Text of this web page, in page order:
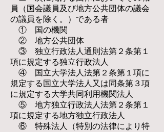
員（国会議員及び地方公共団体の議会
の議員を除く。）である者
① 国の機関
② 地方公共団体
③ 独立行政法人通則法第２条第１
項に規定する独立行政法人
④ 国立大学法人法第２条第１項に
規定する国立大学法人又は同条第３項
に規定する大学共同利用機関法人
⑤ 地方独立行政法人法第２条第１
項に規定する地方独立行政法人
⑥ 特殊法人（特別の法律により特